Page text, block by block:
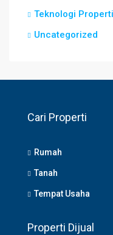
Teknologi Properti
Uncategorized
Cari Properti
Rumah
Tanah
Tempat Usaha
Properti Dijual